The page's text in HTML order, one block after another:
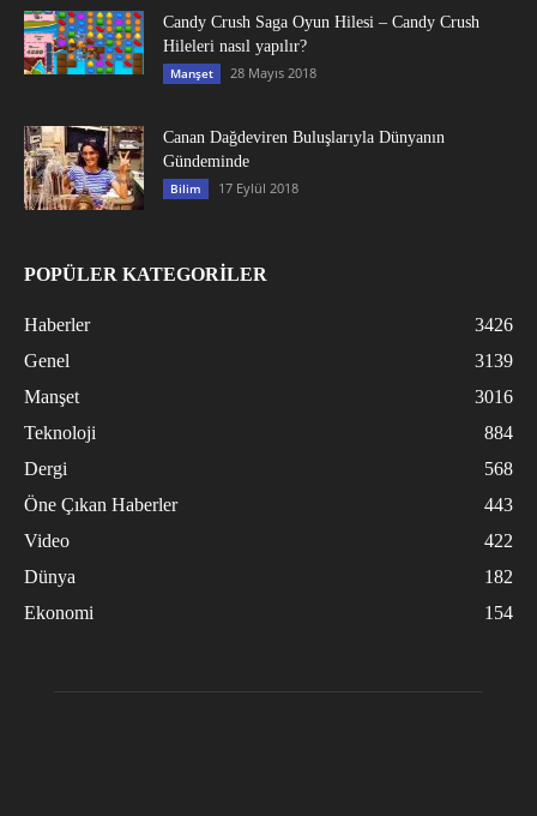
Candy Crush Saga Oyun Hilesi – Candy Crush
Hileleri nasıl yapılır?
Manşet 28 Mayıs 2018
Canan Dağdeviren Buluşlarıyla Dünyanın
Gündeminde
Bilim 17 Eylül 2018
POPÜLER KATEGORİLER
Haberler
3426
Genel
3139
Manşet
3016
Teknoloji
884
Dergi
568
Öne Çıkan Haberler
443
Video
422
Dünya
182
Ekonomi
154